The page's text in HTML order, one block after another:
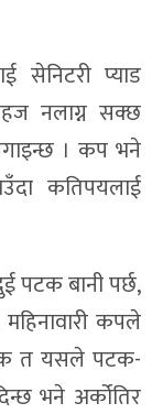
सेनिटरी प्याड
नलाग्न सक्छ
। कप भने
कतिपयलाई
पटक बानी पर्छ,
कपले
एक त यसले पटक-
भने अर्कोतिर